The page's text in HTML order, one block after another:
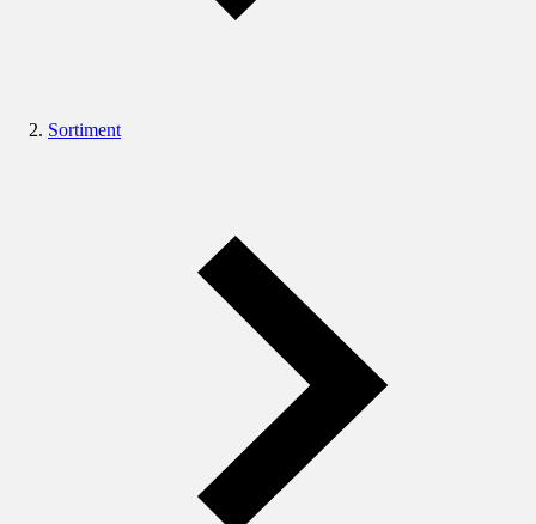
Sortiment